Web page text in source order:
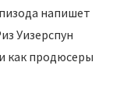
напишет
Уизерспун
как продюсеры